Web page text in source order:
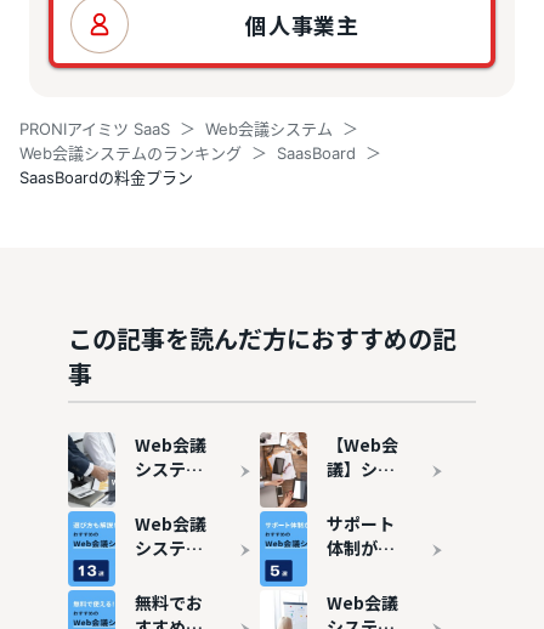
個人事業主
PRONIアイミツ SaaS
Web会議システム
Web会議システムのランキング
SaasBoard
SaasBoardの料金プラン
この記事を読んだ方におすすめの記
事
Web会議
システム
とは？定
番のサー
介！
【Web会
議】シス
時に利用
できる補
かりやす
く解説！
Web会議
システム
13選
サポート
体制が万
すめWeb
会議シス
無料でお
Web会議